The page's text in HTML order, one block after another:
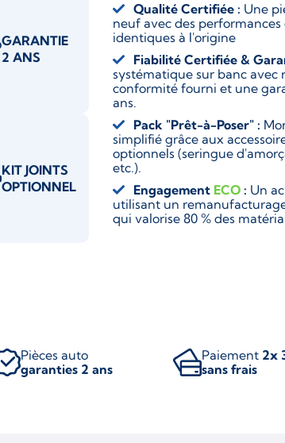
GARANTIE
2 ANS
KIT JOINTS
OPTIONNEL
Qualité Certifiée : Une
neuf avec des
identiques à l'origine
Fiabilité Certifiée &
systématique sur banc avec
conformité fourni et une
ans.
Pack "Prêt-à-Poser" :
simplifié grâce aux
optionnels (seringue
etc.).
Engagement ECO : Un
utilisant un
qui valorise 80 % des
Pièces auto
garanties 2 ans
Paiement 2x
sans frais